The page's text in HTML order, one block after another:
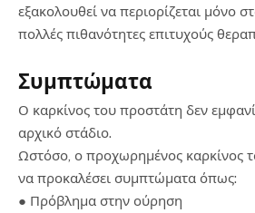
εξακολουθεί να περιορίζεται μόνο
πολλές πιθανότητες επιτυχούς
Συμπτώματα
Ο καρκίνος του προστάτη δεν
αρχικό στάδιο.
Ωστόσο, ο προχωρημένος καρκίνος
να προκαλέσει συμπτώματα όπως:
● Πρόβλημα στην ούρηση